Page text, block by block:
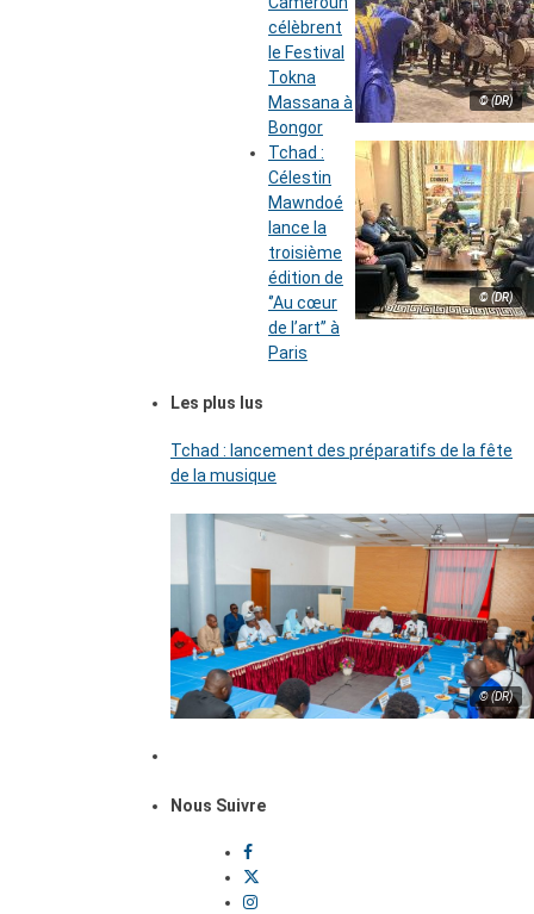
© (DR)
célèbrent
le Festival
Tokna
Massana à
Bongor
© (DR)
Tchad :
Célestin
Mawndoé
lance la
troisième
édition de
‘’Au cœur
de l’art’’ à
Paris
Les plus lus
Tchad : lancement des préparatifs de la fête
de la musique
© (DR)
Nous Suivre